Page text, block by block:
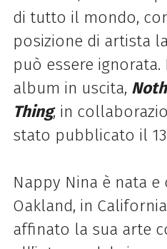
di tutto il mondo,
posizione di artista
può essere
album in uscita,
Thing, in
stato pubblicato il
Nappy Nina è nata e
Oakland, in
affinato la sua arte